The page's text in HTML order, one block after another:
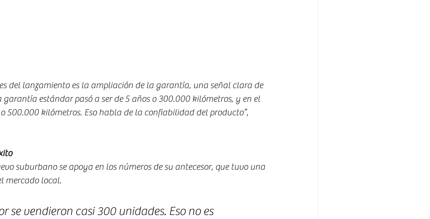
del lanzamiento es la ampliación de la garantía, una señal clara de
garantía estándar pasó a ser de 5 años o 300.000 kilómetros, y en el
o 500.000 kilómetros. Eso habla de la confiabilidad del producto”,
suburbano se apoya en los números de su antecesor, que tuvo una
mercado local.
se vendieron casi 300 unidades. Eso no es